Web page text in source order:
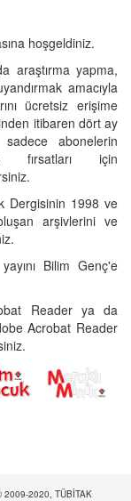
hoşgeldiniz.
araştırma yapma,
amacıyla
ücretsiz erişime
itibaren dört ay
abonelerin
fırsatları için
Dergisinin 1998 ve
arşivlerini ve
Bilim Genç'e
Reader ya da
Acrobat Reader
2009-2020, TÜBİTAK